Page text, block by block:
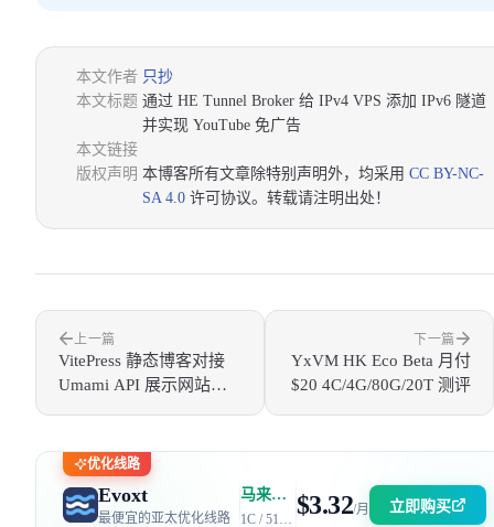
本文作者 只抄
本文标题 通过 HE Tunnel Broker 给 IPv4 VPS 添加 IPv6 隧道
并实现 YouTube 免广告
本文链接
版权声明 本博客所有文章除特别声明外，均采用 CC BY-NC-
SA 4.0 许可协议。转载请注明出处！
上一篇
VitePress 静态博客对接
Umami API 展示网站访
下一篇
YxVM HK Eco Beta 月付
$20 4C/4G/80G/20T 测评
优化线路
Evoxt
最便宜的亚太优化线路
马来西亚 | 电信 GIA + 联通 9929 | 优惠码：AFF2377-DEV $3.32/月 立即购买